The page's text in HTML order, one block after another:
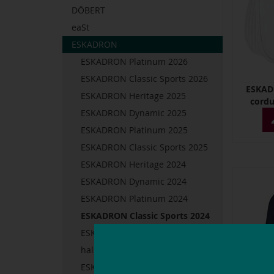
DÖBERT
eaSt
ESKADRON
ESKADRON Platinum 2026
ESKADRON Classic Sports 2026
ESKADRON Heritage 2025
ESKADRON Dynamic 2025
ESKADRON Platinum 2025
ESKADRON Classic Sports 2025
ESKADRON Heritage 2024
ESKADRON Dynamic 2024
ESKADRON Platinum 2024
ESKADRON Classic Sports 2024
ESKADRON halsters &
halstertouwen
ESKADRON zadeldekjes